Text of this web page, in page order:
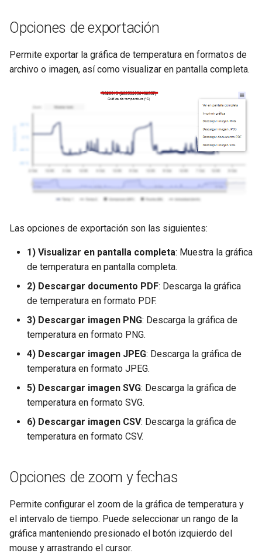
Opciones de exportación
Permite exportar la gráfica de temperatura en formatos de
archivo o imagen, así como visualizar en pantalla completa.
Las opciones de exportación son las siguientes:
1) Visualizar en pantalla completa: Muestra la gráfica
de temperatura en pantalla completa.
2) Descargar documento PDF: Descarga la gráfica
de temperatura en formato PDF.
3) Descargar imagen PNG: Descarga la gráfica de
temperatura en formato PNG.
4) Descargar imagen JPEG: Descarga la gráfica de
temperatura en formato JPEG.
5) Descargar imagen SVG: Descarga la gráfica de
temperatura en formato SVG.
6) Descargar imagen CSV: Descarga la gráfica de
temperatura en formato CSV.
Opciones de zoom y fechas
Permite configurar el zoom de la gráfica de temperatura y
el intervalo de tiempo. Puede seleccionar un rango de la
gráfica manteniendo presionado el botón izquierdo del
mouse y arrastrando el cursor.